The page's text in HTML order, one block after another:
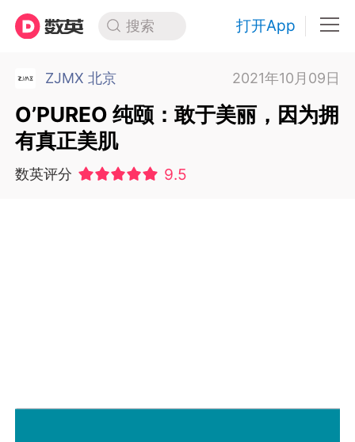
搜索 打开App
ZJMX 北京 2021年10月09日
O’PUREO 纯颐：敢于美丽，因为拥
有真正美肌
数英评分 9.5